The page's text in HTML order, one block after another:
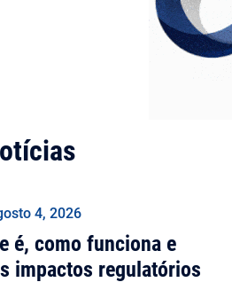
4, 2026
é, como funciona e
impactos regulatórios